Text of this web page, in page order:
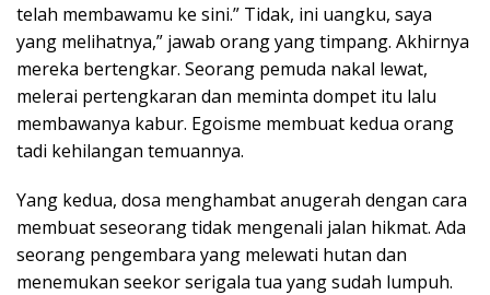
telah membawamu ke sini.” Tidak, ini uangku, saya
yang melihatnya,” jawab orang yang timpang. Akhirnya
mereka bertengkar. Seorang pemuda nakal lewat,
melerai pertengkaran dan meminta dompet itu lalu
membawanya kabur. Egoisme membuat kedua orang
tadi kehilangan temuannya.
Yang kedua, dosa menghambat anugerah dengan cara
membuat seseorang tidak mengenali jalan hikmat. Ada
seorang pengembara yang melewati hutan dan
menemukan seekor serigala tua yang sudah lumpuh.